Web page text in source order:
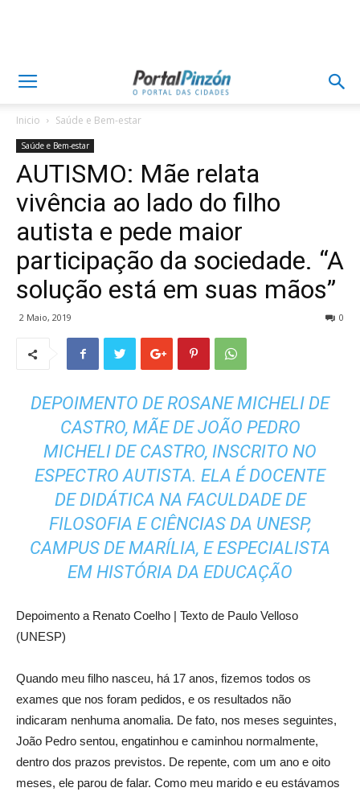
Inicio Saúde e Bem-estar
Saúde e Bem-estar
AUTISMO: Mãe relata
vivência ao lado do filho
autista e pede maior
participação da sociedade. “A
solução está em suas mãos”
2 Maio, 2019 0
DEPOIMENTO DE ROSANE MICHELI DE
CASTRO, MÃE DE JOÃO PEDRO
MICHELI DE CASTRO, INSCRITO NO
ESPECTRO AUTISTA. ELA É DOCENTE
DE DIDÁTICA NA FACULDADE DE
FILOSOFIA E CIÊNCIAS DA UNESP,
CAMPUS DE MARÍLIA, E ESPECIALISTA
EM HISTÓRIA DA EDUCAÇÃO
Depoimento a Renato Coelho | Texto de Paulo Velloso
(UNESP)
Quando meu filho nasceu, há 17 anos, fizemos todos os
exames que nos foram pedidos, e os resultados não
indicaram nenhuma anomalia. De fato, nos meses seguintes,
João Pedro sentou, engatinhou e caminhou normalmente,
dentro dos prazos previstos. De repente, com um ano e oito
meses, ele parou de falar. Como meu marido e eu estávamos